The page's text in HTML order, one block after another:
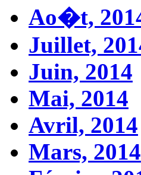
Ao�t,
Juillet,
Juin, 2014
Mai, 2014
Avril, 2014
Mars, 2014